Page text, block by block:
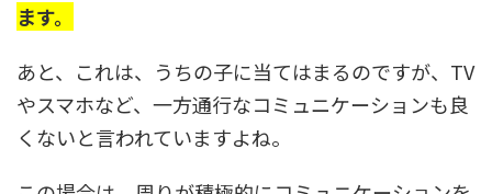
ます。
あと、これは、うちの子に当てはまるのですが、TV
やスマホなど、一方通行なコミュニケーションも良
くないと言われていますよね。